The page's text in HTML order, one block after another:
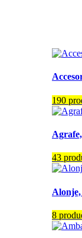
190
43
8